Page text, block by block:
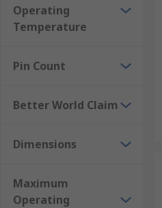
Operating
Temperature
Pin Count
Better World Claim
Dimensions
Maximum
Operating